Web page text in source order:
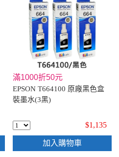
滿1000折50元
EPSON T664100 原廠黑色盒
裝墨水(3黑)
$1,135
加入購物車